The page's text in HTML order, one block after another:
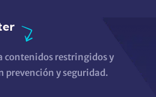
contenidos restringidos y
prevención y seguridad.